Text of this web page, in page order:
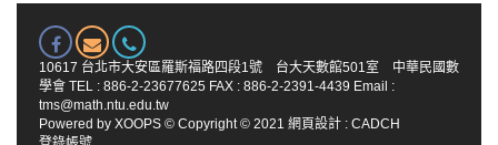
10617 台北市大安區羅斯福路四段1號 台大天數館501室 中華民國數
學會 TEL : 886-2-23677625 FAX : 886-2-2391-4439 Email :
tms@math.ntu.edu.tw
Powered by XOOPS © Copyright © 2021 網頁設計 : CADCH